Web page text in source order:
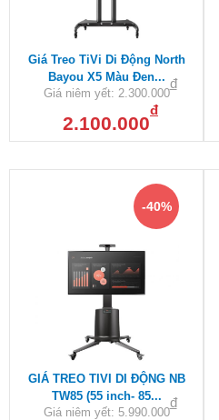
Giá Treo TiVi Di Động North
Bayou X5 Màu Đen...
Giá niêm yết: 2.300.000
đ
2.100.000
đ
-40%
GIÁ TREO TIVI DI ĐỘNG NB
TW85 (55 inch- 85...
Giá niêm yết: 5.990.000
đ